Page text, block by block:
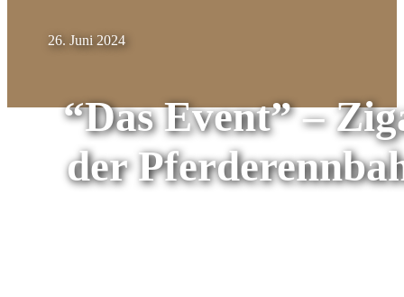
26. Juni 2024
“Das Event” –
der